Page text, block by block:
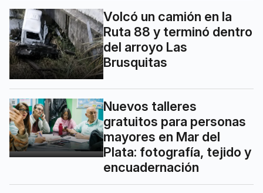
Volcó un camión en la
Ruta 88 y terminó dentro
del arroyo Las
Brusquitas
Nuevos talleres
gratuitos para personas
mayores en Mar del
Plata: fotografía, tejido y
encuadernación